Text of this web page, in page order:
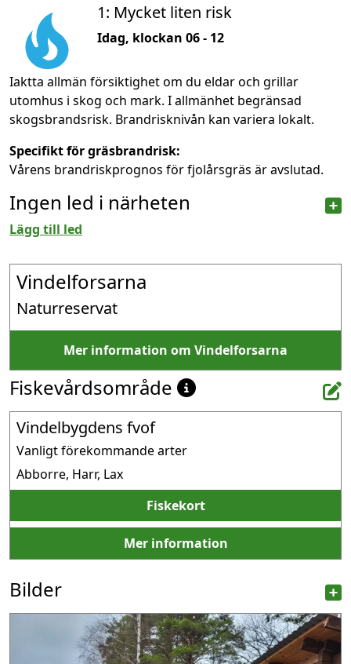
1: Mycket liten risk
Idag, klockan 06 - 12
Iaktta allmän försiktighet om du eldar och grillar
utomhus i skog och mark. I allmänhet begränsad
skogsbrandsrisk. Brandrisknivån kan variera lokalt.
Specifikt för gräsbrandrisk:
Vårens brandriskprognos för fjolårsgräs är avslutad.
Ingen led i närheten
Lägg till led
Vindelforsarna
Naturreservat
Mer information om Vindelforsarna
Fiskevårdsområde
Vindelbygdens fvof
Vanligt förekommande arter
Abborre, Harr, Lax
Fiskekort
Mer information
Bilder